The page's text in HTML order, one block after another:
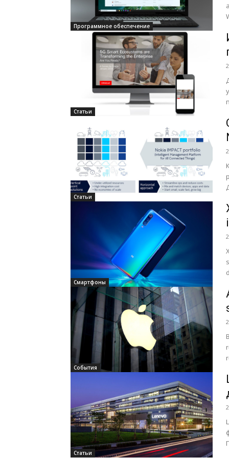
Программное обеспечение
Статьи
Статьи
Смартфоны
События
Статьи